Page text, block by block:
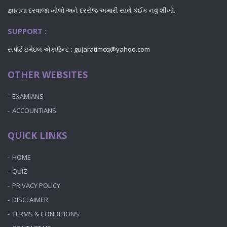
જ્ઞાનના દરવાજા ખોલો અને દરરોજ અમારી સાથે કંઈક નવું શીખો.
SUPPORT :
સપોર્ટ ઇમેઇલ એકાઉન્ટ : gujaratimcq@yahoo.com
OTHER WEBSITES
EXAMIANS
ACCOUNTIANS
QUICK LINKS
HOME
QUIZ
PRIVACY POLICY
DISCLAIMER
TERMS & CONDITIONS